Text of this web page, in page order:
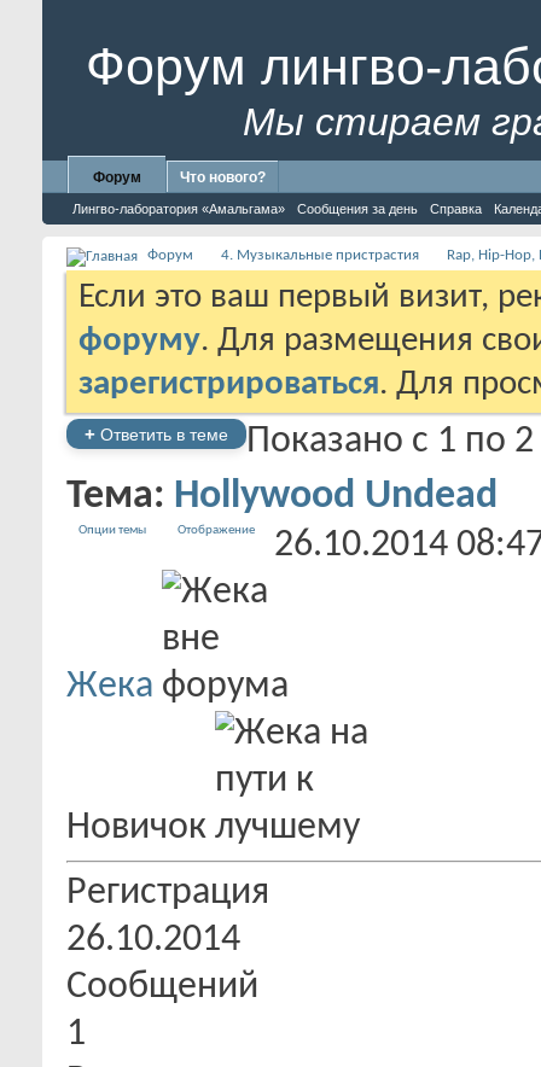
Форум лингво-
Мы стираем
Форум
Лингво-лаборатория «Амальгама» Сообщения за день Справка
Что нового?
Форум 4. Музыкальные пристрастия Rap, Hip-Hop,
Если это ваш первый визит,
форуму. Для размещения
зарегистрироваться. Для
+ Ответить в теме Показано с 1 по 2
Тема: Hollywood Undead
Опции темы Отображение 26.10.2014
Жека
Новичок
Регистрация
26.10.2014
Сообщений
1